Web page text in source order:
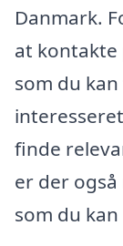
Danmark.
at kontakte
som du
finde
er der
som du